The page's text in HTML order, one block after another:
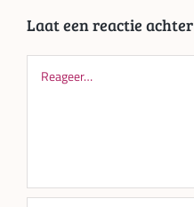
Laat een reactie achter
Reageer